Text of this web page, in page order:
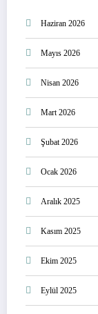
Haziran 2026
Mayıs 2026
Nisan 2026
Mart 2026
Şubat 2026
Ocak 2026
Aralık 2025
Kasım 2025
Ekim 2025
Eylül 2025